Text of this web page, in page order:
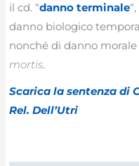
il cd. “danno terminale
danno biologico
nonché di danno
mortis.
Scarica la sentenza di
Rel. Dell’Utri